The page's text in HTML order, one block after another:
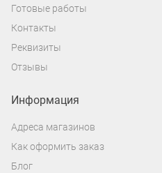
Готовые работы
Контакты
Реквизиты
Отзывы
Информация
Адреса магазинов
Как оформить заказ
Блог